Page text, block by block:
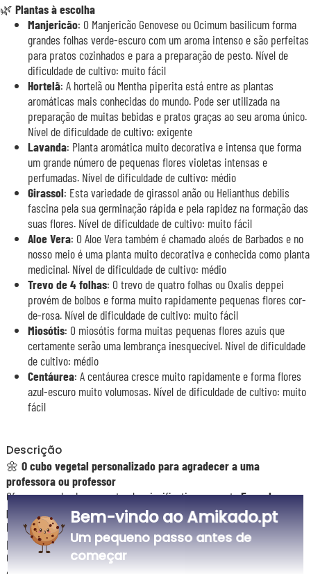
🌿 Plantas à escolha
Manjericão: O Manjericão Genovese ou Ocimum basilicum forma
grandes folhas verde-escuro com um aroma intenso e são perfeitas
para pratos cozinhados e para a preparação de pesto. Nível de
dificuldade de cultivo: muito fácil
Hortelã: A hortelã ou Mentha piperita está entre as plantas
aromáticas mais conhecidas do mundo. Pode ser utilizada na
preparação de muitas bebidas e pratos graças ao seu aroma único.
Nível de dificuldade de cultivo: exigente
Lavanda: Planta aromática muito decorativa e intensa que forma
um grande número de pequenas flores violetas intensas e
perfumadas. Nível de dificuldade de cultivo: médio
Girassol: Esta variedade de girassol anão ou Helianthus debilis
fascina pela sua germinação rápida e pela rapidez na formação das
suas flores. Nível de dificuldade de cultivo: muito fácil
Aloe Vera: O Aloe Vera também é chamado aloés de Barbados e no
nosso meio é uma planta muito decorativa e conhecida como planta
medicinal. Nível de dificuldade de cultivo: médio
Trevo de 4 folhas: O trevo de quatro folhas ou Oxalis deppei
provém de bolbos e forma muito rapidamente pequenas flores cor-
de-rosa. Nível de dificuldade de cultivo: muito fácil
Miosótis: O miosótis forma muitas pequenas flores azuis que
certamente serão uma lembrança inesquecível. Nível de dificuldade
de cultivo: médio
Centáurea: A centáurea cresce muito rapidamente e forma flores
azul-escuro muito volumosas. Nível de dificuldade de cultivo: muito
fácil
Descrição
🌼 O cubo vegetal personalizado para agradecer a uma
professora ou professor
Ofereça uma lembrança natural e significativa com esteEcocube
personalizado Obrigado Professora. Num cubo de madeira
biodegradável, as sementes transformam-se rapidamente numa bonita
planta para fazer crescer.
O cubo é gravado a laser com uma mensagem simpática como o nome
Bem-vindo ao Amikado.pt
Um pequeno passo antes de
começar